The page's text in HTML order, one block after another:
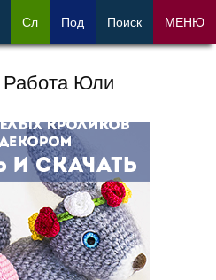
Работа Юли
Сл Под Поиск МЕНЮ